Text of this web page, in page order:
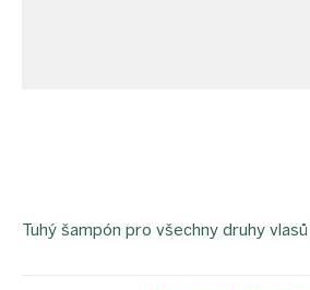
Tuhý šampón pro všechny druhy vlasů